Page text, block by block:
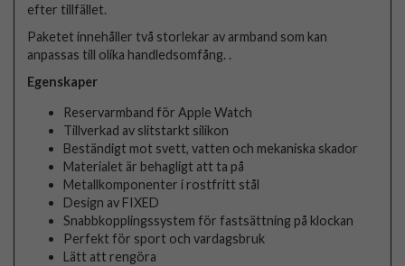
efter tillfället.
Paketet innehåller två storlekar av armband som kan
anpassas till olika handledsomfång. .
Egenskaper
Reservarmband för Apple Watch
Tillverkad av slitstarkt silikon
Beständigt mot svett, vatten och mekaniska skador
Materialet är behagligt att ta på
Metallkomponenter i rostfritt stål
Design av FIXED
Snabbkopplingssystem för fastsättning på klockan
Perfekt för sport och vardagsbruk
Lätt att rengöra